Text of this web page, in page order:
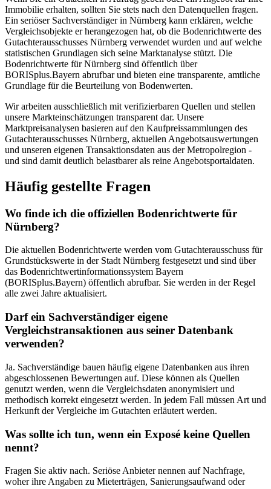
Immobilie erhalten, sollten Sie stets nach den Datenquellen fragen.
Ein seriöser Sachverständiger in Nürnberg kann erklären, welche
Vergleichsobjekte er herangezogen hat, ob die Bodenrichtwerte des
Gutachterausschusses Nürnberg verwendet wurden und auf welche
statistischen Grundlagen sich seine Marktanalyse stützt. Die
Bodenrichtwerte für Nürnberg sind öffentlich über
BORISplus.Bayern abrufbar und bieten eine transparente, amtliche
Grundlage für die Beurteilung von Bodenwerten.
Wir arbeiten ausschließlich mit verifizierbaren Quellen und stellen
unsere Markteinschätzungen transparent dar. Unsere
Marktpreisanalysen basieren auf den Kaufpreissammlungen des
Gutachterausschusses Nürnberg, aktuellen Angebotsauswertungen
und unseren eigenen Transaktionsdaten aus der Metropolregion -
und sind damit deutlich belastbarer als reine Angebotsportaldaten.
Häufig gestellte Fragen
Wo finde ich die offiziellen Bodenrichtwerte für
Nürnberg?
Die aktuellen Bodenrichtwerte werden vom Gutachterausschuss für
Grundstückswerte in der Stadt Nürnberg festgesetzt und sind über
das Bodenrichtwertinformationssystem Bayern
(BORISplus.Bayern) öffentlich abrufbar. Sie werden in der Regel
alle zwei Jahre aktualisiert.
Darf ein Sachverständiger eigene
Vergleichstransaktionen aus seiner Datenbank
verwenden?
Ja. Sachverständige bauen häufig eigene Datenbanken aus ihren
abgeschlossenen Bewertungen auf. Diese können als Quellen
genutzt werden, wenn die Vergleichsdaten anonymisiert und
methodisch korrekt eingesetzt werden. In jedem Fall müssen Art und
Herkunft der Vergleiche im Gutachten erläutert werden.
Was sollte ich tun, wenn ein Exposé keine Quellen
nennt?
Fragen Sie aktiv nach. Seriöse Anbieter nennen auf Nachfrage,
woher ihre Angaben zu Mieterträgen, Sanierungsaufwand oder